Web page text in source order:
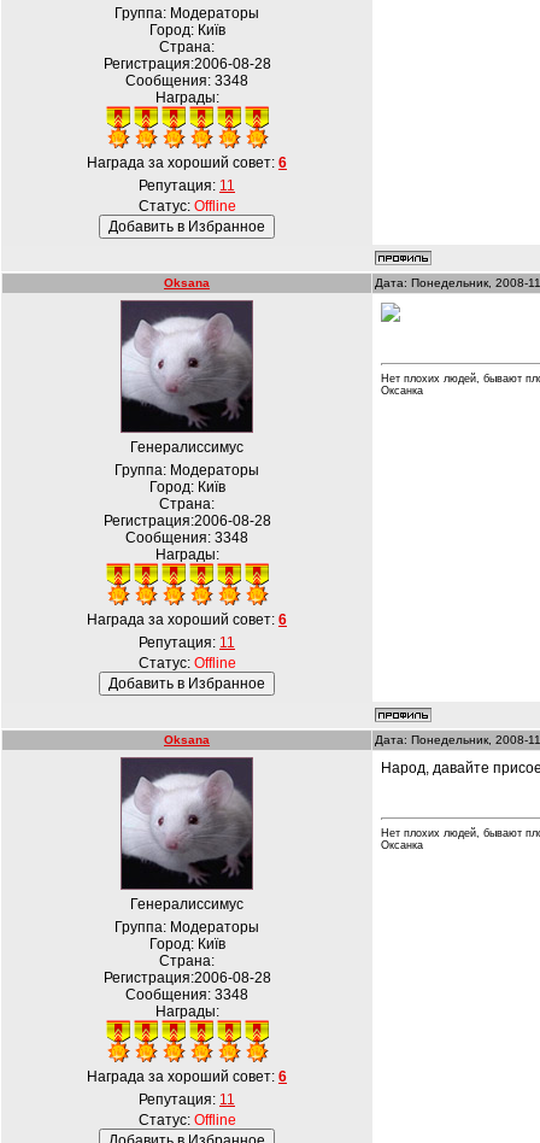
Группа: Модераторы
Город: Київ
Страна:
Регистрация:2006-08-28
Сообщения: 3348
Награды:
Награда за хороший совет: 6
Репутация: 11
Статус: Offline
Oksana Дата: Понедельник, 2008-
Генералиссимус
Группа: Модераторы
Город: Київ
Страна:
Регистрация:2006-08-28
Сообщения: 3348
Награды:
Награда за хороший совет: 6
Репутация: 11
Статус: Offline
Нет плохих людей, бывают
Оксанка
Oksana Дата: Понедельник, 2008-
Генералиссимус
Группа: Модераторы
Город: Київ
Страна:
Регистрация:2006-08-28
Сообщения: 3348
Награды:
Награда за хороший совет: 6
Репутация: 11
Статус: Offline
Народ, давайте
Нет плохих людей, бывают
Оксанка